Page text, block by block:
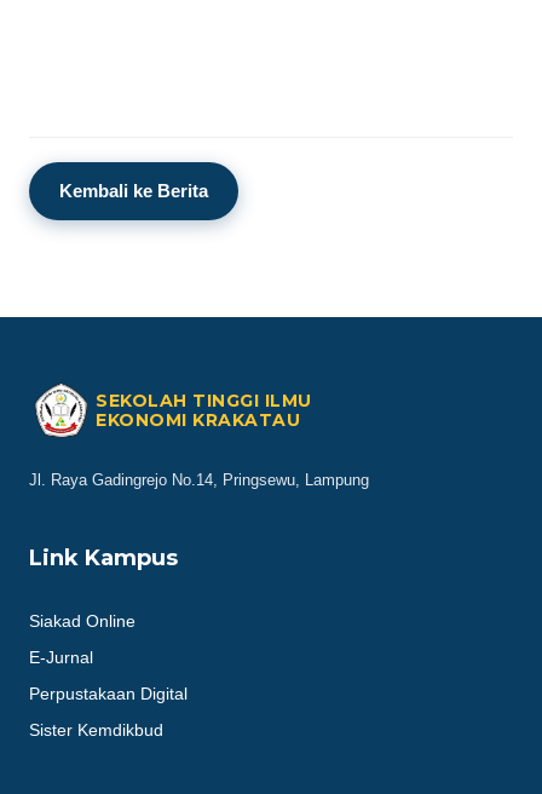
Kembali ke Berita
SEKOLAH TINGGI ILMU
EKONOMI KRAKATAU
Jl. Raya Gadingrejo No.14, Pringsewu, Lampung
Link Kampus
Siakad Online
E-Jurnal
Perpustakaan Digital
Sister Kemdikbud